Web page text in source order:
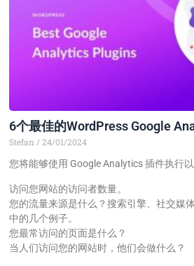
6个最佳的WordPress Google
Stefan 24/01/2024
您将能够使用 Google Analytics 插件执行以
访问您网站的访问者数量。
您的流量来源是什么？搜索引擎、社交媒
中的几个例子。
您最常访问的页面是什么？
当人们访问您的网站时，他们会做什么？